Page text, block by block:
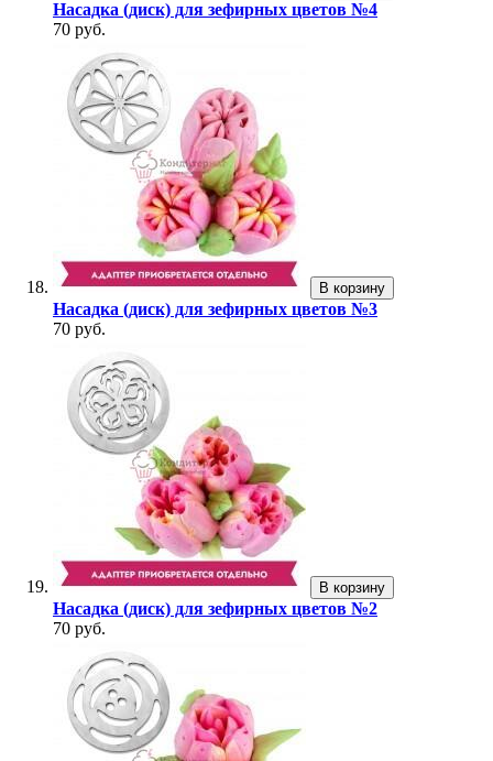
Насадка (диск) для зефирных цветов №4
70 руб.
В корзину
Насадка (диск) для зефирных цветов №3
70 руб.
В корзину
Насадка (диск) для зефирных цветов №2
70 руб.